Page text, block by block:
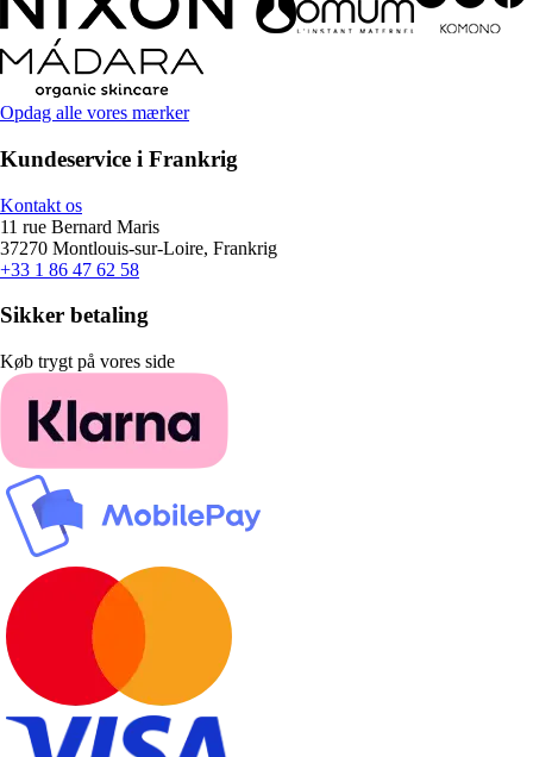
Opdag alle vores mærker
Kundeservice i Frankrig
Kontakt os
11 rue Bernard Maris
37270 Montlouis-sur-Loire, Frankrig
+33 1 86 47 62 58
Sikker betaling
Køb trygt på vores side